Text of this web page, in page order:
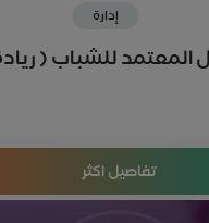
للشباب ( ريادة
تفاصيل اكثر